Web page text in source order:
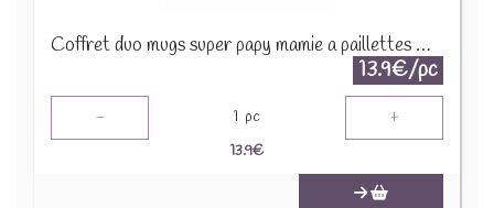
Coffret duo mugs super papy mamie a paillettes CD9341B
13.9€/pc
- 1 pc +
13.9€